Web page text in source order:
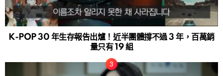
K-POP 30 年生存報告出爐！近半團體撐不過 3 年，百萬銷
量只有 19 組